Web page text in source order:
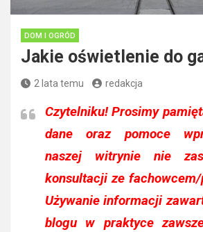
DOM I OGRÓD
Jakie oświetlenie do
2 lata temu redakcja
Czytelniku!Prosimy
dane oraz pomoce
naszej witrynie nie
konsultacji ze
Używanie informacji
blogu w praktyce